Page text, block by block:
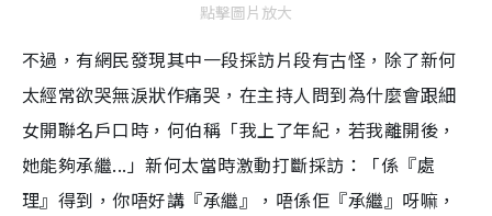
點擊圖片放大
不過，有網民發現其中一段採訪片段有古怪，除了新何
太經常欲哭無淚狀作痛哭，在主持人問到為什麼會跟細
女開聯名戶口時，何伯稱「我上了年紀，若我離開後，
她能夠承繼...」新何太當時激動打斷採訪：「係『處
理』得到，你唔好講『承繼』，唔係佢『承繼』呀嘛，